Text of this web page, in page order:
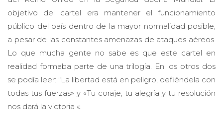
objetivo del cartel era mantener el funcionamiento
público del país dentro de la mayor normalidad posible,
a pesar de las constantes amenazas de ataques aéreos.
Lo que mucha gente no sabe es que este cartel en
realidad formaba parte de una trilogía. En los otros dos
se podía leer: “La libertad está en peligro, defiéndela con
todas tus fuerzas» y «Tu coraje, tu alegría y tu resolución
nos dará la victoria «.